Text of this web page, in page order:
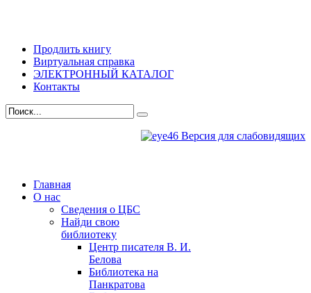
Продлить книгу
Виртуальная справка
ЭЛЕКТРОННЫЙ КАТАЛОГ
Контакты
Версия для слабовидящих
Главная
О нас
Сведения о ЦБС
Найди свою
библиотеку
Центр писателя В. И.
Белова
Библиотека на
Панкратова